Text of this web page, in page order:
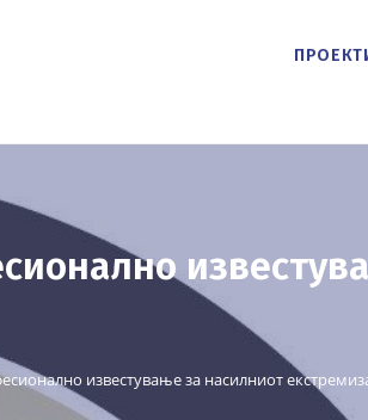
известување за насилниот